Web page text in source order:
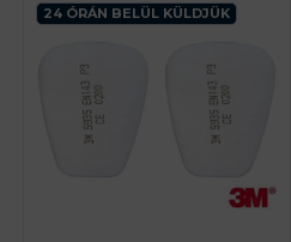
24 ÓRÁN BELÜL KÜLDJÜK